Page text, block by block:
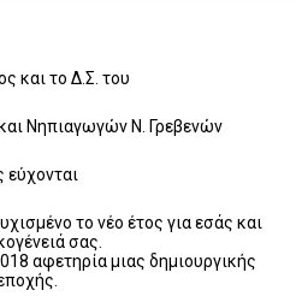
και το Δ.Σ. του
Νηπιαγωγών Ν. Γρεβενών
εύχονται
το νέο έτος για εσάς και
σας.
αφετηρία μιας δημιουργικής